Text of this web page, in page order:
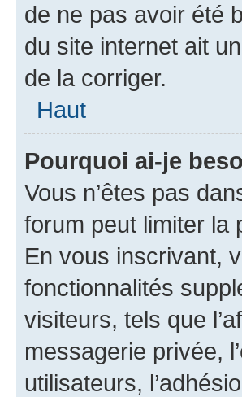
de ne pas avoir été
du site internet ait
de la corriger.
Haut
Pourquoi ai-je
Vous n’êtes pas
forum peut limiter la
En vous inscrivant,
fonctionnalités
visiteurs, tels que
messagerie privée,
utilisateurs,